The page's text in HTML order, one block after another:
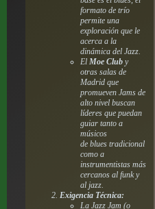
formato de trío
permite una
exploración que le
acerca a la
dinámica del Jazz.
El Moe Cluby
otras salas de
Madrid que
promueven Jamsde
alto nivel buscan
líderes que puedan
guiar tanto a
músicos
de bluestradicional
como a
instrumentistas más
cercanos al funky
al jazz.
Exigencia Técnica:
La Jazz Jam (o